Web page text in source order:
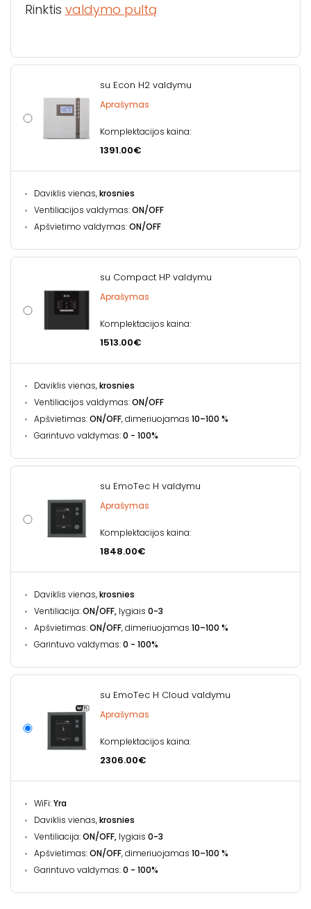
Rinktis valdymo pultą
su Econ H2 valdymu
Aprašymas
Komplektacijos kaina:
1391.00€
Daviklis vienas,krosnies
Ventiliacijos valdymas:ON/OFF
Apšvietimo valdymas:ON/OFF
su Compact HP valdymu
Aprašymas
Komplektacijos kaina:
1513.00€
Daviklis vienas,krosnies
Ventiliacijos valdymas:ON/OFF
Apšvietimas:ON/OFF, dimeriuojamas 10–100 %
Garintuvo valdymas:0 - 100%
su EmoTec H valdymu
Aprašymas
Komplektacijos kaina:
1848.00€
Daviklis vienas,krosnies
Ventiliacija:ON/OFF, lygiais 0-3
Apšvietimas:ON/OFF, dimeriuojamas 10–100 %
Garintuvo valdymas:0 - 100%
su EmoTec H Cloud valdymu
Aprašymas
Komplektacijos kaina:
2306.00€
WiFi:Yra
Daviklis vienas,krosnies
Ventiliacija:ON/OFF, lygiais 0-3
Apšvietimas:ON/OFF, dimeriuojamas 10–100 %
Garintuvo valdymas:0 - 100%